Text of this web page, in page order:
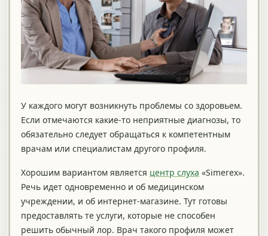
У каждого могут возникнуть проблемы со здоровьем.
Если отмечаются какие-то неприятные диагнозы, то
обязательно следует обращаться к компетентным
врачам или специалистам другого профиля.
Хорошим вариантом является центр слуха «Simerex».
Речь идет одновременно и об медицинском
учреждении, и об интернет-магазине. Тут готовы
предоставлять те услуги, которые не способен
решить обычный лор. Врач такого профиля может